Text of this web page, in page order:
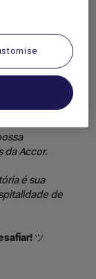
bem-
trabalho e
vida,
da Accor.
é sua
de
ツ